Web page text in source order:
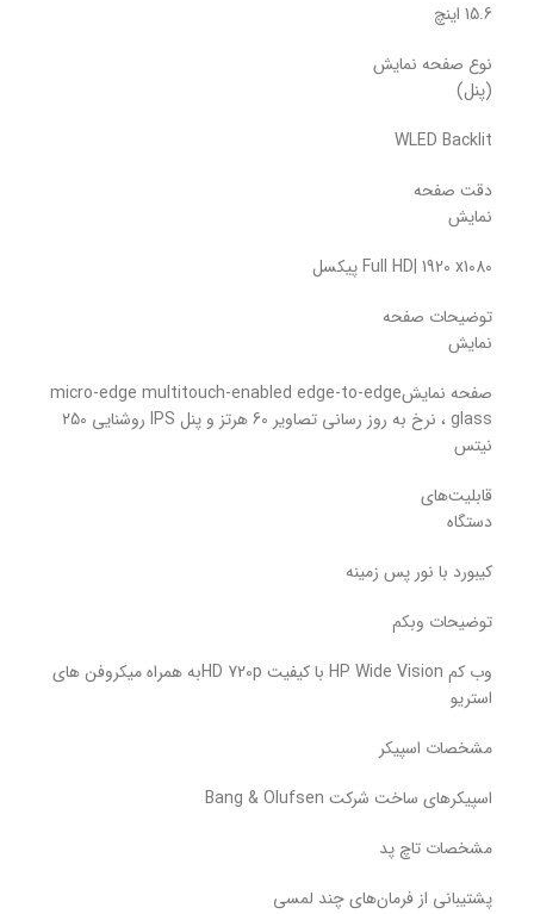
15.6 اینچ
نوع صفحه نمایش
(پنل)
WLED Backlit
دقت صفحه
نمایش
Full HD| 1920 x1080 پیکسل
توضیحات صفحه
نمایش
صفحه نمایشmicro-edge multitouch-enabled edge-to-edge
glass ، نرخ به روز رسانی تصاویر 60 هرتز و پنل IPS روشنایی 250
نیتس
قابلیت‌های
دستگاه
کیبورد با نور پس زمینه
توضیحات وبکم
وب کم HP Wide Vision با کیفیت HD 720pبه همراه میکروفن های
استریو
مشخصات اسپیکر
اسپیکرهای ساخت شرکت Bang & Olufsen
مشخصات تاچ پد
پشتیبانی از فرمان‌های چند لمسی